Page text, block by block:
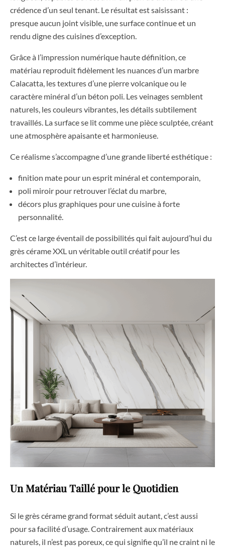
crédence d’un seul tenant. Le résultat est saisissant :
presque aucun joint visible, une surface continue et un
rendu digne des cuisines d’exception.
Grâce à l’impression numérique haute définition, ce
matériau reproduit fidèlement les nuances d’un marbre
Calacatta, les textures d’une pierre volcanique ou le
caractère minéral d’un béton poli. Les veinages semblent
naturels, les couleurs vibrantes, les détails subtilement
travaillés. La surface se lit comme une pièce sculptée, créant
une atmosphère apaisante et harmonieuse.
Ce réalisme s’accompagne d’une grande liberté esthétique :
finition mate pour un esprit minéral et contemporain,
poli miroir pour retrouver l’éclat du marbre,
décors plus graphiques pour une cuisine à forte
personnalité.
C’est ce large éventail de possibilités qui fait aujourd’hui du
grès cérame XXL un véritable outil créatif pour les
architectes d’intérieur.
Un Matériau Taillé pour le Quotidien
Si le grès cérame grand format séduit autant, c’est aussi
pour sa facilité d’usage. Contrairement aux matériaux
naturels, il n’est pas poreux, ce qui signifie qu’il ne craint ni le